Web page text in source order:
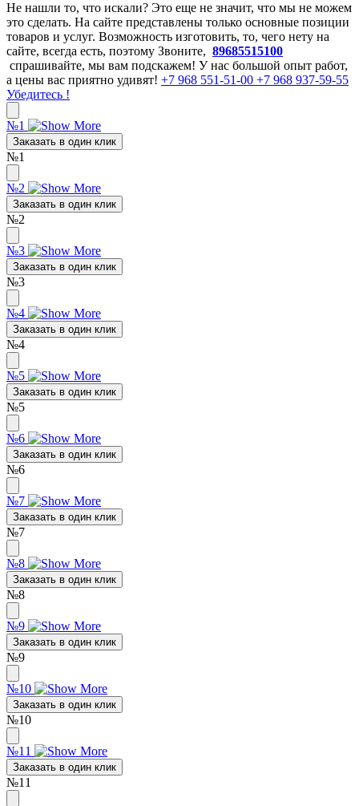
Не нашли то, что искали? Это еще не значит, что мы не можем
это сделать. На сайте представлены только основные позиции
товаров и услуг. Возможность изготовить, то, чего нету на
сайте, всегда есть, поэтому Звоните, 89685515100
спрашивайте, мы вам подскажем! У нас большой опыт работ,
а цены вас приятно удивят! +7 968 551-51-00 +7 968 937-59-55
Убедитесь !
№1
Заказать в один клик
№1
№2
Заказать в один клик
№2
№3
Заказать в один клик
№3
№4
Заказать в один клик
№4
№5
Заказать в один клик
№5
№6
Заказать в один клик
№6
№7
Заказать в один клик
№7
№8
Заказать в один клик
№8
№9
Заказать в один клик
№9
№10
Заказать в один клик
№10
№11
Заказать в один клик
№11